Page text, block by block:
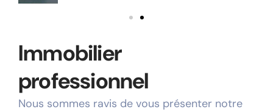
Immobilier
professionnel
Nous sommes ravis de vous présenter notre